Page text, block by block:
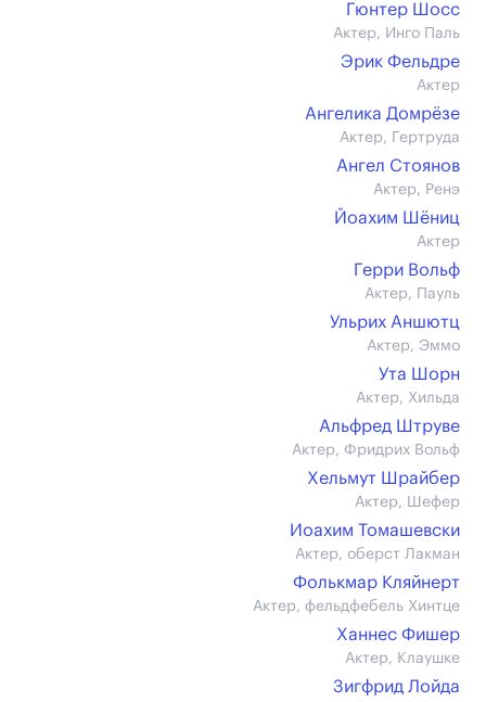
Гюнтер Шосс
Актер, Инго Паль
Эрик Фельдре
Актер
Ангелика Домрёзе
Актер, Гертруда
Ангел Стоянов
Актер, Ренэ
Йоахим Шёниц
Актер
Герри Вольф
Актер, Пауль
Ульрих Аншютц
Актер, Эммо
Ута Шорн
Актер, Хильда
Альфред Штруве
Актер, Фридрих Вольф
Хельмут Шрайбер
Актер, Шефер
Иоахим Томашевски
Актер, оберст Лакман
Фолькмар Кляйнерт
Актер, фельдфебель Хинтце
Ханнес Фишер
Актер, Клаушке
Зигфрид Лойда